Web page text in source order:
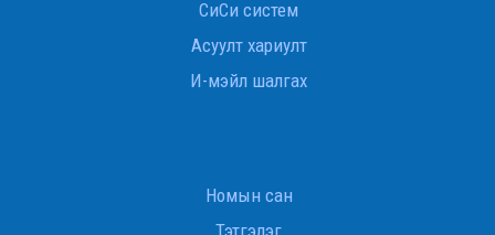
INTERNATIONAL RELATIONS STUDENTS VISIT THE
U.S. EMBASSY IN ULAANBAATAR
УИХ-ын гишүүн Ж.Баярмаа “Монголын улс төр”
СиСи систем
Асуулт хариулт
И-мэйл шалгах
Номын сан
Тэтгэлэг